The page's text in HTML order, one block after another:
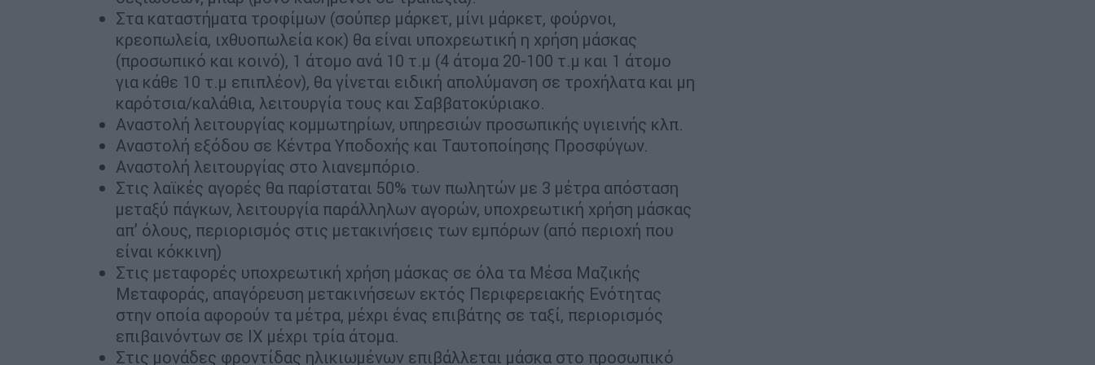
Στα καταστήματα τροφίμων (σούπερ μάρκετ, μίνι μάρκετ, φούρνοι,
κρεοπωλεία, ιχθυοπωλεία κοκ) θα είναι υποχρεωτική η χρήση μάσκας
(προσωπικό και κοινό), 1 άτομο ανά 10 τ.μ (4 άτομα 20-100 τ.μ και 1 άτομο
για κάθε 10 τ.μ επιπλέον), θα γίνεται ειδική απολύμανση σε τροχήλατα και μη
καρότσια/καλάθια, λειτουργία τους και Σαββατοκύριακο.
Aναστολή λειτουργίας κομμωτηρίων, υπηρεσιών προσωπικής υγιεινής κλπ.
Αναστολή εξόδου σε Κέντρα Υποδοχής και Ταυτοποίησης Προσφύγων.
Αναστολή λειτουργίας στο λιανεμπόριο.
Στις λαϊκές αγορές θα παρίσταται 50% των πωλητών με 3 μέτρα απόσταση
μεταξύ πάγκων, λειτουργία παράλληλων αγορών, υποχρεωτική χρήση μάσκας
απ’ όλους, περιορισμός στις μετακινήσεις των εμπόρων (από περιοχή που
είναι κόκκινη)
Στις μεταφορές υποχρεωτική χρήση μάσκας σε όλα τα Μέσα Μαζικής
Μεταφοράς, απαγόρευση μετακινήσεων εκτός Περιφερειακής Ενότητας
στην οποία αφορούν τα μέτρα, μέχρι ένας επιβάτης σε ταξί, περιορισμός
επιβαινόντων σε ΙΧ μέχρι τρία άτομα.
Στις μονάδες φροντίδας ηλικιωμένων επιβάλλεται μάσκα στο προσωπικό